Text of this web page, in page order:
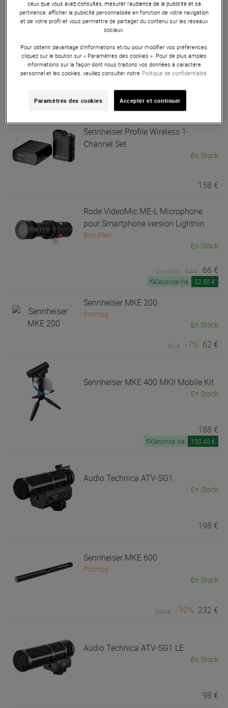
En Stock
Seconde Vie 212.80 €
SennheiserMKE 400 MKII
Sennheiser Profile Wireless 1-
Channel Set
En Stock
158 €
RodeVideoMic ME-L Microphone
pour Smartphone version Lightnin
Bon Plan
En Stock
Conseillé : 94 € 66 €
Seconde Vie 52.80 €
Sennheiser MKE 200
Promos
En Stock
67 € -7% 62 €
Sennheiser MKE 400 MKII Mobile Kit
En Stock
188 €
Seconde Vie 150.40 €
Audio TechnicaATV-SG1
En Stock
198 €
Sennheiser MKE 600
Promos
En Stock
259 € -10% 232 €
Audio TechnicaATV-SG1 LE
En Stock
98 €
ceux que vous avez consultés, mesurer l'audience de la publicité et sa
pertinence, afficher la publicité personnalisée en fonction de votre navigation
et de votre profil et vous permettre de partager du contenu sur les réseaux
sociaux.
Pour obtenir davantage d'informations et/ou pour modifier vos préférences,
cliquez sur le bouton sur « Paramètres des cookies ». Pour de plus amples
informations sur la façon dont nous traitons vos données à caractère
personnel et les cookies, veuillez consulter notre Politique de confidentialité.
Paramètres des cookies Accepter et continuer